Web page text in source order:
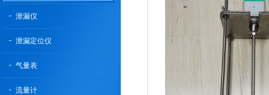
泄漏仪
泄漏定位仪
气量表
流量计